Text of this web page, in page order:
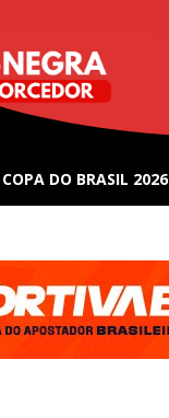
COPA DO BRASIL 2026